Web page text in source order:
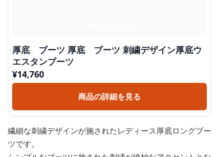
厚底 ブーツ 厚底 ブーツ 刺繍デザイン厚底ウ
エスタンブーツ
¥14,760
商品の詳細を見る
繊細な刺繍デザインが施されたレディース厚底ロングブー
ツです。